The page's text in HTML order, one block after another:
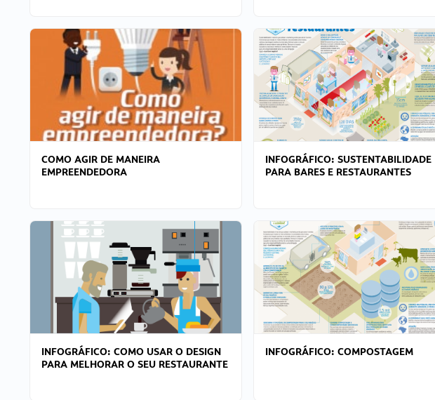
COMO AGIR DE MANEIRA
EMPREENDEDORA
INFOGRÁFICO: SUSTENTABILIDADE
PARA BARES E RESTAURANTES
INFOGRÁFICO: COMO USAR O DESIGN
PARA MELHORAR O SEU RESTAURANTE
INFOGRÁFICO: COMPOSTAGEM